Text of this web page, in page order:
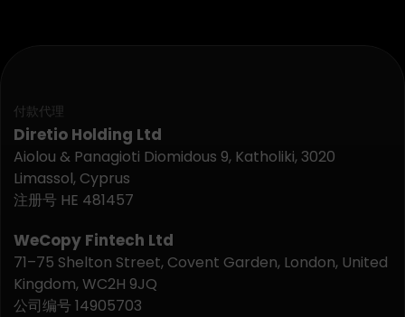
付款代理
Diretio Holding Ltd
Aiolou & Panagioti Diomidous 9, Katholiki, 3020
Limassol, Cyprus
注册号 HE 481457
WeCopy Fintech Ltd
71–75 Shelton Street, Covent Garden, London, United
Kingdom, WC2H 9JQ
公司编号 14905703